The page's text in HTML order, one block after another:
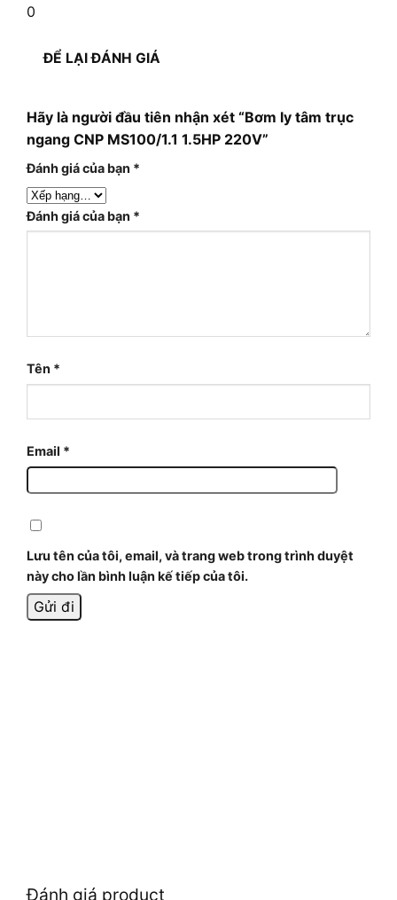
0
ĐỂ LẠI ĐÁNH GIÁ
Hãy là người đầu tiên nhận xét “Bơm ly tâm trục
ngang CNP MS100/1.1 1.5HP 220V”
Đánh giá của bạn *
Đánh giá của bạn *
Tên *
Email *
Lưu tên của tôi, email, và trang web trong trình duyệt
này cho lần bình luận kế tiếp của tôi.
Đánh giá product